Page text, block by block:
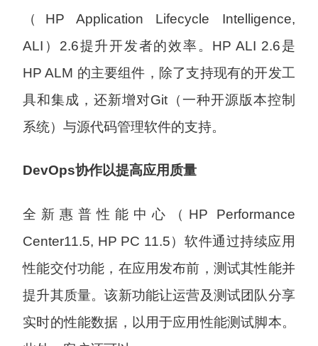
（HP Application Lifecycle Intelligence,
ALI）2.6提升开发者的效率。HP ALI 2.6是
HP ALM 的主要组件，除了支持现有的开发工
具和集成，还新增对Git（一种开源版本控制
系统）与源代码管理软件的支持。
DevOps协作以提高应用质量
全新惠普性能中心（HP Performance
Center11.5, HP PC 11.5）软件通过持续应用
性能交付功能，在应用发布前，测试其性能并
提升其质量。该新功能让运营及测试团队分享
实时的性能数据，以用于应用性能测试脚本。